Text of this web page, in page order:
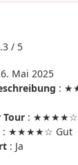
/ 5
Mai 2025
:
Tour : ★★★★☆
: ★★★★☆ Gut
: Ja